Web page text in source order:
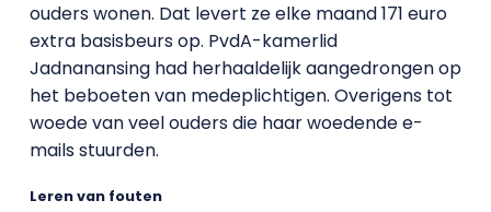
ouders wonen. Dat levert ze elke maand 171 euro
extra basisbeurs op. PvdA-kamerlid
Jadnanansing had herhaaldelijk aangedrongen op
het beboeten van medeplichtigen. Overigens tot
woede van veel ouders die haar woedende e-
mails stuurden.
Leren van fouten